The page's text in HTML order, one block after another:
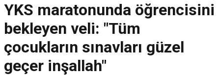
YKS maratonunda öğrencisini
bekleyen veli: "Tüm
çocukların sınavları güzel
geçer inşallah"